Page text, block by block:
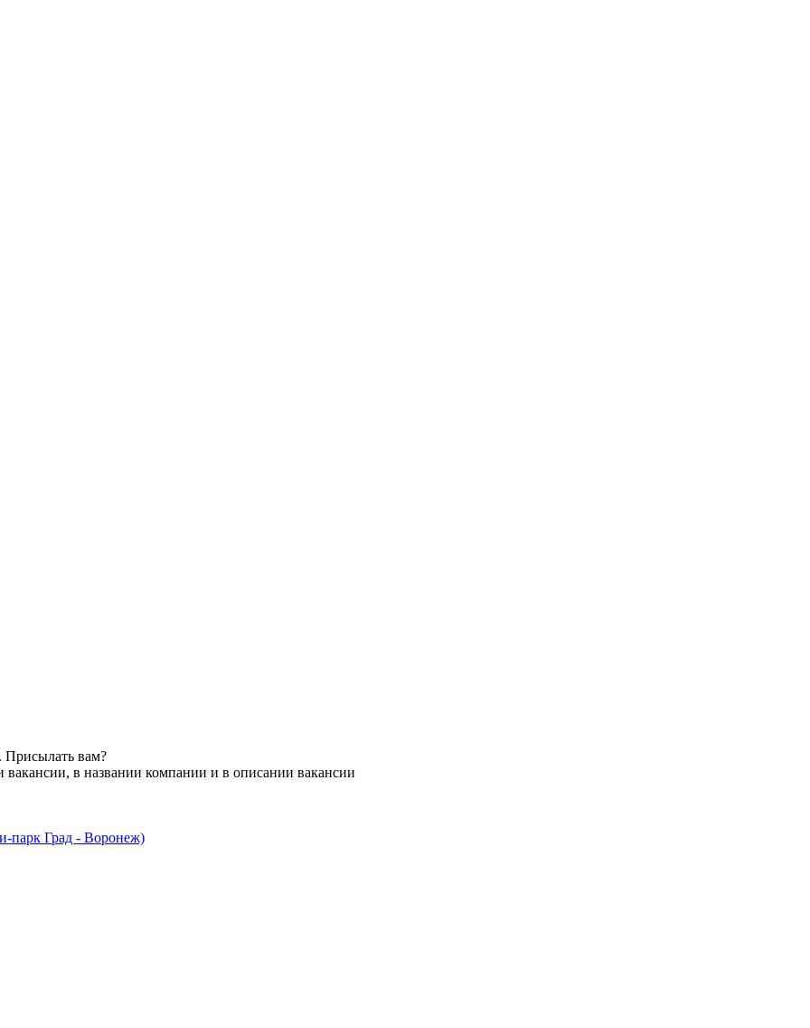
Присылать вам?
вакансии, в названии компании и в описании вакансии
парк Град - Воронеж)